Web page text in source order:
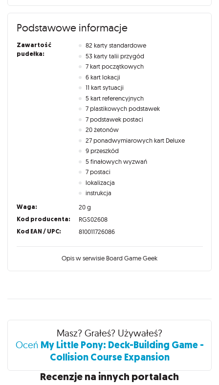
Podstawowe informacje
Zawartość
pudełka:
82 karty standardowe
53 karty talii przygód
7 kart początkowych
6 kart lokacji
11 kart sytuacji
5 kart referencyjnych
7 plastikowych podstawek
7 podstawek postaci
20 żetonów
27 ponadwymiarowych kart Deluxe
9 przeszkód
5 finałowych wyzwań
7 postaci
lokalizacja
instrukcja
Waga: 20 g
Kod producenta: RGS02608
Kod EAN / UPC: 810011726086
Opis w serwisie Board Game Geek
Recenzje
Masz? Grałeś? Używałeś?
Oceń My Little Pony: Deck-Building Game -
Collision Course Expansion
Recenzje na innych portalach